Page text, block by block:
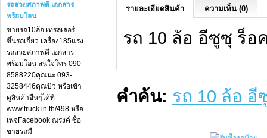
รถสวยสภาพดี เอกสาร
พร้อมโอน
ขายรถ10ล้อ เทรลเลอร์
ขึ้นรถเกี่ยว เครื่อง185แรง
รถสวยสภาพดี เอกสาร
พร้อมโอน สนใจโทร 090-
8588220คุณนะ 093-
3258446คุณบิว หรือเข้า
ดูสินค้าอื่นๆได้ที่
www.truck.in.th/498 หรือ
เพจFacebook ณรงค์ ซื้อ
ขายรถมื
รายละเอียดสินค้า ความเห็น (0)
รถ 10 ล้อ อีซูซุ ร็อ
คำค้น: รถ 10 ล้อ